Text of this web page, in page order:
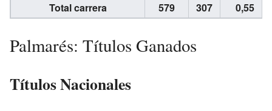
Total carrera
579 307 0,55
Palmarés: Títulos Ganados
Títulos Nacionales